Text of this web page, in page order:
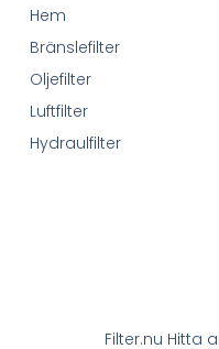
Filter.nu Hitta
Hem
Bränslefilter
Oljefilter
Luftfilter
Hydraulfilter